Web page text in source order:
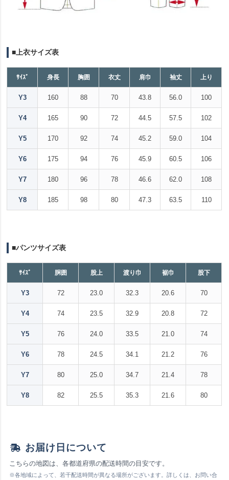
■上衣サイズ表
ｻｲｽﾞ 身長 胸囲 衣丈 肩巾 袖丈 上り
Y3 160 88 70 43.8 56.0 100
Y4 165 90 72 44.5 57.5 102
Y5 170 92 74 45.2 59.0 104
Y6 175 94 76 45.9 60.5 106
Y7 180 96 78 46.6 62.0 108
Y8 185 98 80 47.3 63.5 110
■パンツサイズ表
ｻｲｽﾞ 胴囲 股上 渡り巾 裾巾 股下
Y3 72 23.0 32.3 20.6 70
Y4 74 23.5 32.9 20.8 72
Y5 76 24.0 33.5 21.0 74
Y6 78 24.5 34.1 21.2 76
Y7 80 25.0 34.7 21.4 78
Y8 82 25.5 35.3 21.6 80
お届け日について
こちらの地図は、各都道府県の配送時間の目安です。
※各地域によって、若干配送時間が異なる場所がございます。詳しくは、お問い合